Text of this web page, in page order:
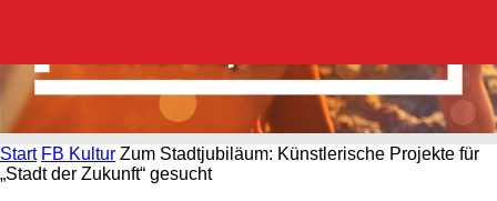
Start FB Kultur Zum Stadtjubiläum: Künstlerische Projekte für
„Stadt der Zukunft“ gesucht